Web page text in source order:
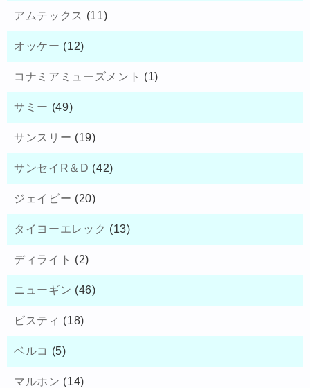
アムテックス (11)
オッケー (12)
コナミアミューズメント (1)
サミー (49)
サンスリー (19)
サンセイR＆D (42)
ジェイビー (20)
タイヨーエレック (13)
ディライト (2)
ニューギン (46)
ビスティ (18)
ベルコ (5)
マルホン (14)